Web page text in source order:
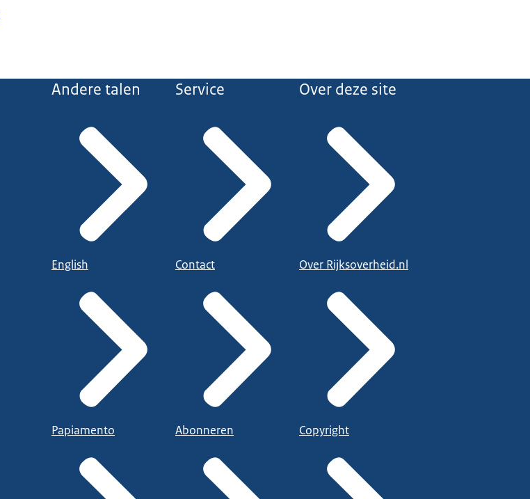
Andere talen
English
Papiamento
Service
Contact
Abonneren
Over deze site
Over Rijksoverheid.nl
Copyright